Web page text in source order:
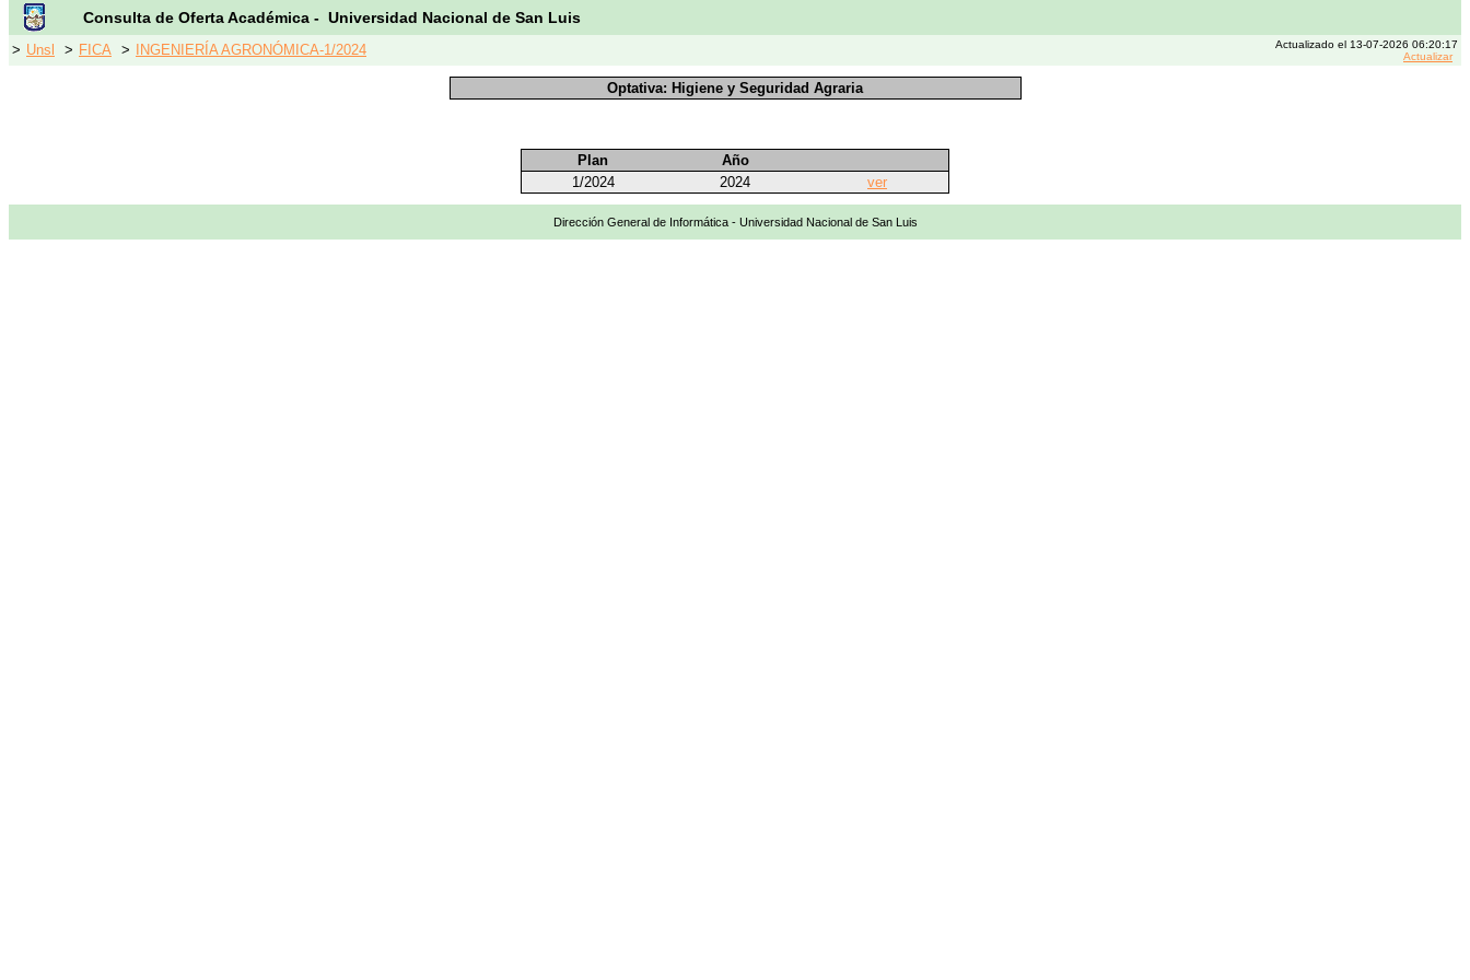
Consulta de Oferta Académica - Universidad Nacional de San Luis
> Unsl > FICA > INGENIERÍA AGRONÓMICA-1/2024
Actualizado el 13-07-2026 06:20:17
Actualizar
Optativa: Higiene y Seguridad Agraria
Plan
Año
1/2024
2024 ver
Dirección General de Informática - Universidad Nacional de San Luis